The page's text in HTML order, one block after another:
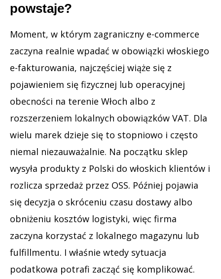
powstaje?
Moment, w którym zagraniczny e-commerce
zaczyna realnie wpadać w obowiązki włoskiego
e-fakturowania, najczęściej wiąże się z
pojawieniem się fizycznej lub operacyjnej
obecności na terenie Włoch albo z
rozszerzeniem lokalnych obowiązków VAT. Dla
wielu marek dzieje się to stopniowo i często
niemal niezauważalnie. Na początku sklep
wysyła produkty z Polski do włoskich klientów i
rozlicza sprzedaż przez OSS. Później pojawia
się decyzja o skróceniu czasu dostawy albo
obniżeniu kosztów logistyki, więc firma
zaczyna korzystać z lokalnego magazynu lub
fulfillmentu. I właśnie wtedy sytuacja
podatkowa potrafi zacząć się komplikować.